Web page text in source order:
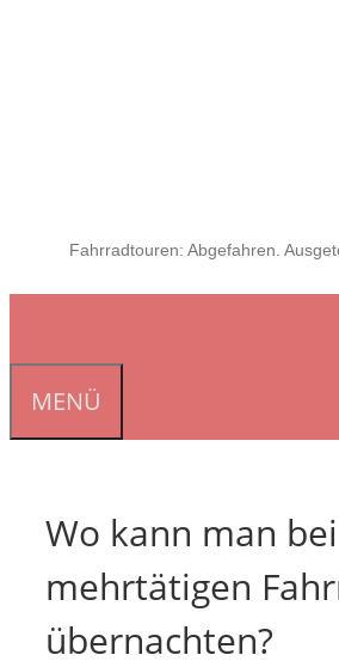
Fahrradtouren: Abgefahren.
MENÜ
Wo kann man
mehrtätigen
übernachten?